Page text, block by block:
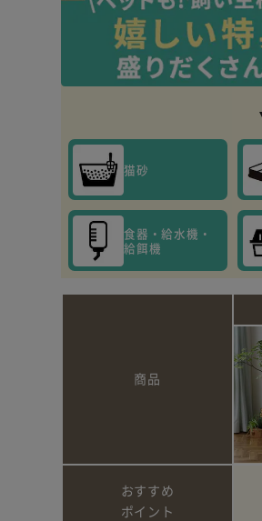
猫砂
食器・給水機・
給餌機
商品
おすすめ
ポイント